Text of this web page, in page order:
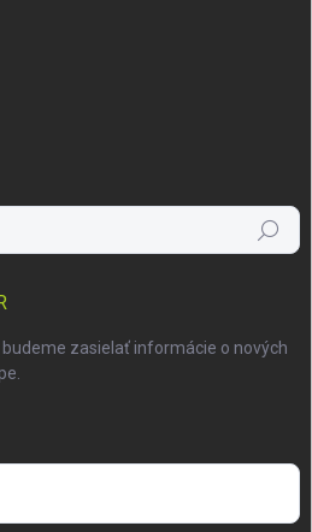
Hľadať
zasielať informácie o nových